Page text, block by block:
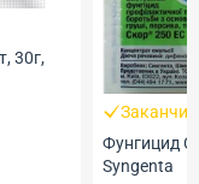
30г,
Фунгицид
Syngenta